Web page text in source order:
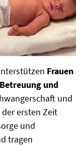
Frauen
Betreuung und
und
ersten Zeit
und
tragen